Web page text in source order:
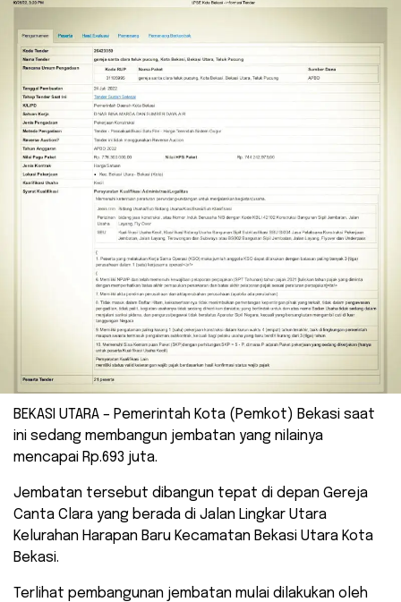
BEKASI UTARA – Pemerintah Kota (Pemkot) Bekasi saat
ini sedang membangun jembatan yang nilainya
mencapai Rp.693 juta.
Jembatan tersebut dibangun tepat di depan Gereja
Canta Clara yang berada di Jalan Lingkar Utara
Kelurahan Harapan Baru Kecamatan Bekasi Utara Kota
Bekasi.
Terlihat pembangunan jembatan mulai dilakukan oleh